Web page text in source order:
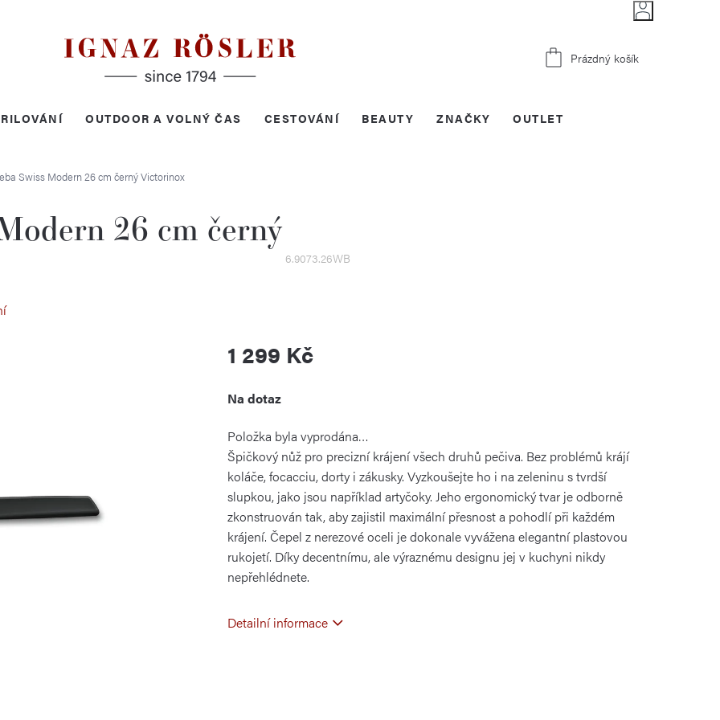
Nákupní
Prázdný košík
OUTDOOR A VOLNÝ ČAS CESTOVÁNÍ BEAUTY OUTLET
ZNAČKY
Swiss Modern 26 cm černýVictorinox
26 cm černý
6.9073.26WB
1 299 Kč
cena:
Na dotaz
Položka byla vyprodána…
Špičkový nůž pro precizní krájení všech druhů pečiva. Bez problémů krájí
koláče, focacciu, dorty i zákusky. Vyzkoušejte ho i na zeleninu s tvrdší
slupkou, jako jsou například artyčoky. Jeho ergonomický tvar je odborně
zkonstruován tak, aby zajistil maximální přesnost a pohodlí při každém
krájení. Čepel z nerezové oceli je dokonale vyvážena elegantní plastovou
rukojetí. Díky decentnímu, ale výraznému designu jej v kuchyni nikdy
nepřehlédnete.
Detailní informace